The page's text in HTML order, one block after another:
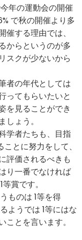
年の運動会の開催
で秋の開催より多
する理由では、
からというのが多
スクが少ないから
者の年代としては
ってもらいたいと
を見ることができ
ょう。
学者たちも、目指
とに努力をして、
評価されるべきも
り一番でなければ
賞です。
ものは 1等を得
ようでは 1等にはな
とを言います。